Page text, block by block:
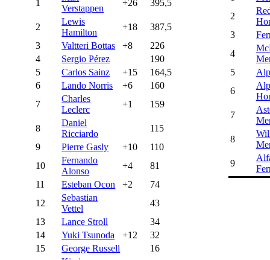
1
Verstappen
+26 395,5
2
Lewis
Hamilton
+18
387,5
3
Valtteri Bottas +8
226
4
Sergio Pérez
190
5
Carlos Sainz +15
164,5
6
Lando Norris +6
160
7
Charles
Leclerc
+1 159
8
Daniel
Ricciardo
115
9
Pierre Gasly +10
110
10
Fernando
Alonso
+4
81
11
Esteban Ocon +2
74
12
Sebastian
Vettel
43
13
Lance Stroll
34
14
Yuki Tsunoda +12
32
15
George Russell
16
2
3
4
5
6
7
8
9